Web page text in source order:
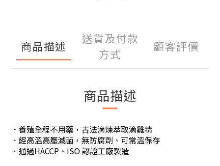
商品描述
送貨及付款
方式
顧客評價
商品描述
．養殖全程不用藥，古法滴煉萃取滴雞精
．經高溫高壓滅菌，無防腐劑、可常溫保存
．通過HACCP、ISO 認證工廠製造